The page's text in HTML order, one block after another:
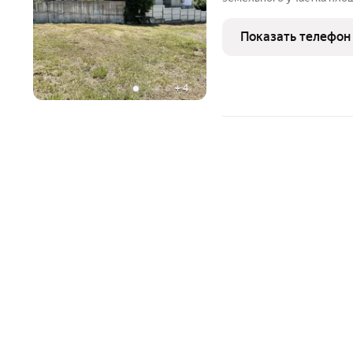
+4
меже участка (его
метрах,
Показать телефон